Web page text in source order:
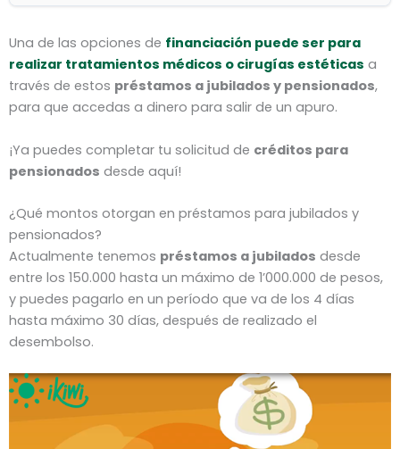
Una de las opciones de financiación puede ser para
realizar tratamientos médicos o cirugías estéticas a
través de estos préstamos a jubilados y pensionados,
para que accedas a dinero para salir de un apuro.
¡Ya puedes completar tu solicitud de créditos para
pensionados desde aquí!
¿Qué montos otorgan en préstamos para jubilados y
pensionados?
Actualmente tenemos préstamos a jubilados desde
entre los 150.000 hasta un máximo de 1’000.000 de pesos,
y puedes pagarlo en un período que va de los 4 días
hasta máximo 30 días, después de realizado el
desembolso.